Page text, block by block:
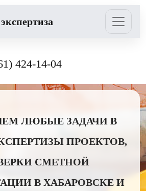
424-14-04
ЛЮБЫЕ ЗАДАЧИ В
ПРОЕКТОВ,
СМЕТНОЙ
В ХАБАРОВСКЕ И